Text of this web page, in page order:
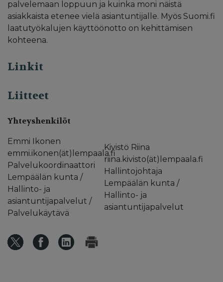
palvelemaan loppuun ja kuinka moni näistä
asiakkaista etenee vielä asiantuntijalle. Myös Suomi.fi
laatutyökalujen käyttöönotto on kehittämisen
kohteena.
Linkit
Liitteet
Yhteyshenkilöt
Emmi Ikonen
emmi.ikonen(ät)lempaala.fi
Palvelukoordinaattori
Lempäälän kunta /
Hallinto- ja
asiantuntijapalvelut /
Palvelukäytävä
Kivistö Riina
riina.kivisto(ät)lempaala.fi
Hallintojohtaja
Lempäälän kunta /
Hallinto- ja
asiantuntijapalvelut